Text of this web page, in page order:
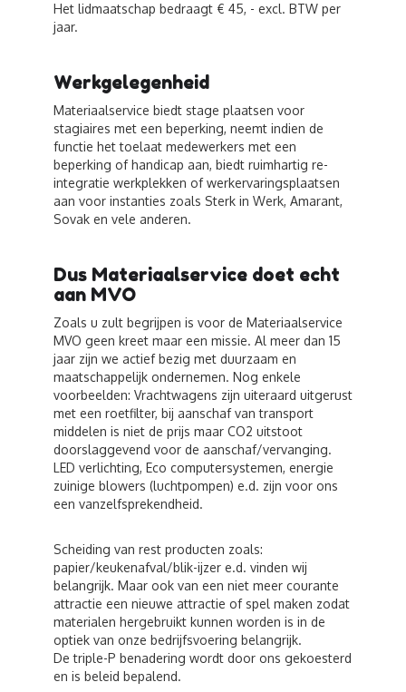
Het lidmaatschap bedraagt € 45, - excl. BTW per
jaar.
Werkgelegenheid
Materiaalservice biedt stage plaatsen voor
stagiaires met een beperking, neemt indien de
functie het toelaat medewerkers met een
beperking of handicap aan, biedt ruimhartig re-
integratie werkplekken of werkervaringsplaatsen
aan voor instanties zoals Sterk in Werk, Amarant,
Sovak en vele anderen.
Dus Materiaalservice doet echt
aan MVO
Zoals u zult begrijpen is voor de Materiaalservice
MVO geen kreet maar een missie. Al meer dan 15
jaar zijn we actief bezig met duurzaam en
maatschappelijk ondernemen. Nog enkele
voorbeelden: Vrachtwagens zijn uiteraard uitgerust
met een roetfilter, bij aanschaf van transport
middelen is niet de prijs maar CO2 uitstoot
doorslaggevend voor de aanschaf/vervanging.
LED verlichting, Eco computersystemen, energie
zuinige blowers (luchtpompen) e.d. zijn voor ons
een vanzelfsprekendheid.
Scheiding van rest producten zoals:
papier/keukenafval/blik-ijzer e.d. vinden wij
belangrijk. Maar ook van een niet meer courante
attractie een nieuwe attractie of spel maken zodat
materialen hergebruikt kunnen worden is in de
optiek van onze bedrijfsvoering belangrijk.
De triple-P benadering wordt door ons gekoesterd
en is beleid bepalend.